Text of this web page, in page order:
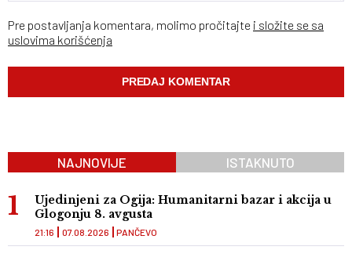
Pre postavljanja komentara, molimo pročitajte i složite se sa
uslovima korišćenja
NAJNOVIJE ISTAKNUTO
Ujedinjeni za Ogija: Humanitarni bazar i akcija u
Glogonju 8. avgusta
PANČEVO
21:16 07.08.2026